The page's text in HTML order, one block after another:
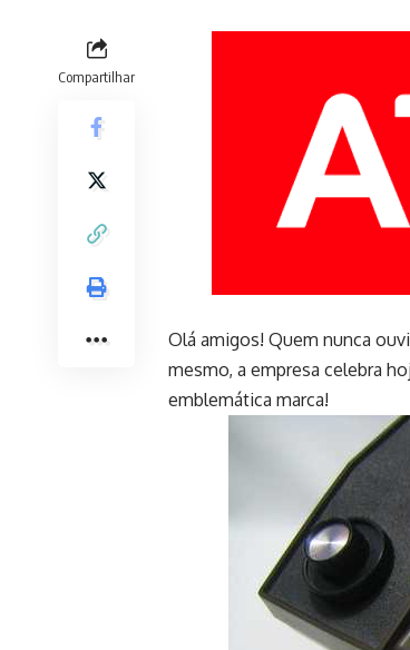
Compartilhar
Olá amigos! Quem nunca
mesmo, a empresa celebra
emblemática marca!